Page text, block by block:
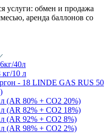
услуги: обмен и продажа
аренда баллонов со
40л
кг/10 л
- 18 LINDE GAS RUS 50
(AR 80% + CO2 20%)
(AR 82% + CO2 18%)
(AR 92% + CO2 8%)
(AR 98% + CO2 2%)